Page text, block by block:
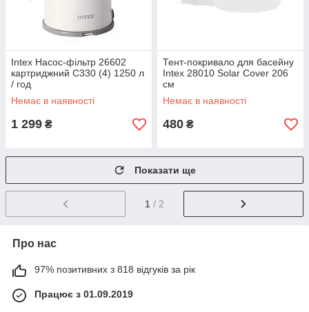
Intex Насос-фільтр 26602
картриджний C330 (4) 1250 л
/ год
Немає в наявності
1 299 ₴
Тент-покривало для басейну
Intex 28010 Solar Cover 206
см
Немає в наявності
480 ₴
Показати ще
1 / 2
Про нас
97% позитивних з 818 відгуків за рік
Працює з 01.09.2019